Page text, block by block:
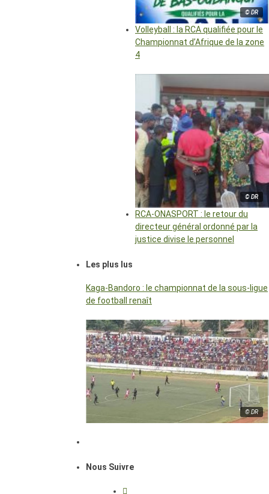
© DR
Volleyball : la RCA qualifiée pour le
Championnat d’Afrique de la zone
4
© DR
RCA-ONASPORT : le retour du
directeur général ordonné par la
justice divise le personnel
Les plus lus
Kaga-Bandoro : le championnat de la sous-ligue
de football renaît
© DR
Nous Suivre